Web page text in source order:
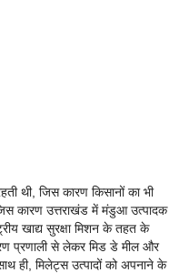
थी, जिस कारण किसानों का भी
कारण उत्तराखंड में मंडुआ उत्पादक
खाद्य सुरक्षा मिशन के तहत के
प्रणाली से लेकर मिड डे मील और
ही, मिलेट्स उत्पादों को अपनाने के